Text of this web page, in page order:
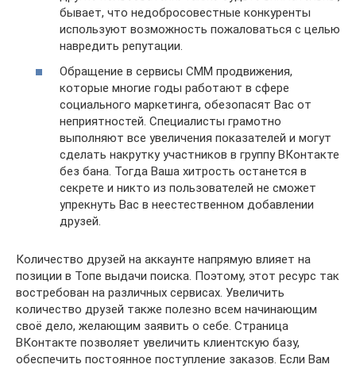
бывает, что недобросовестные конкуренты
используют возможность пожаловаться с целью
навредить репутации.
Обращение в сервисы СММ продвижения,
которые многие годы работают в сфере
социального маркетинга, обезопасят Вас от
неприятностей. Специалисты грамотно
выполняют все увеличения показателей и могут
сделать накрутку участников в группу ВКонтакте
без бана. Тогда Ваша хитрость останется в
секрете и никто из пользователей не сможет
упрекнуть Вас в неестественном добавлении
друзей.
Количество друзей на аккаунте напрямую влияет на
позиции в Топе выдачи поиска. Поэтому, этот ресурс так
востребован на различных сервисах. Увеличить
количество друзей также полезно всем начинающим
своё дело, желающим заявить о себе. Страница
ВКонтакте позволяет увеличить клиентскую базу,
обеспечить постоянное поступление заказов. Если Вам